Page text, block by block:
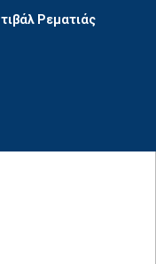
Ρεματιάς